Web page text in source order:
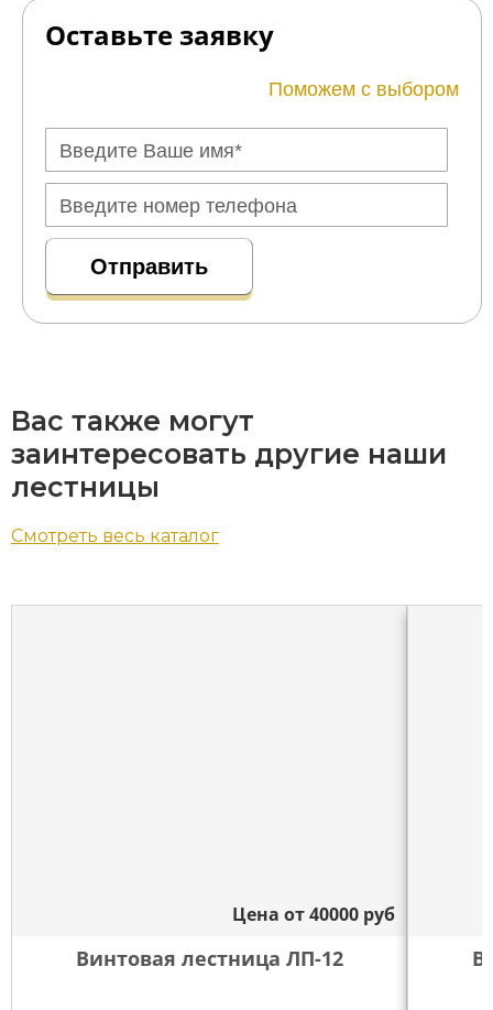
Оставьте заявку
Поможем с выбором
Вас также могут
заинтересовать другие наши
лестницы
Смотреть весь каталог
Цена от40000 руб
Винтовая лестница ЛП-12